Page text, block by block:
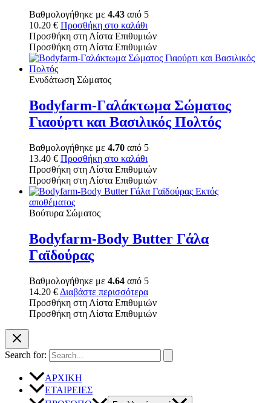
Βαθμολογήθηκε με 4.43 από 5
10.20 € Προσθήκη στο καλάθι
Προσθήκη στη Λίστα Επιθυμιών
Προσθήκη στη Λίστα Επιθυμιών
Ενυδάτωση Σώματος
Bodyfarm-Γαλάκτωμα Σώματος
Γιαούρτι και Βασιλικός Πολτός
Βαθμολογήθηκε με 4.70 από 5
13.40 € Προσθήκη στο καλάθι
Προσθήκη στη Λίστα Επιθυμιών
Προσθήκη στη Λίστα Επιθυμιών
Εκτός
αποθέματος
Βούτυρα Σώματος
Bodyfarm-Body Butter Γάλα
Γαϊδούρας
Βαθμολογήθηκε με 4.64 από 5
14.20 € Διαβάστε περισσότερα
Προσθήκη στη Λίστα Επιθυμιών
Προσθήκη στη Λίστα Επιθυμιών
Search for:
ΑΡΧΙΚΗ
ΕΤΑΙΡΕΙΕΣ